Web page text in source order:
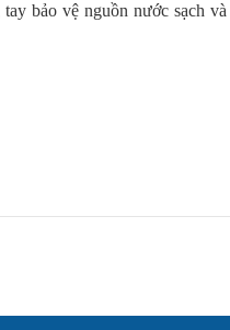
bảo vệ nguồn nước sạch